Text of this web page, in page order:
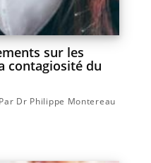
sur les
contagiosité du
Par Dr Philippe Montereau